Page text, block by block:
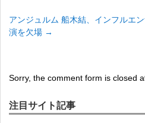
アンジュルム 船木結、インフルエ
演を欠場 →
Sorry, the comment form is closed
注目サイト記事